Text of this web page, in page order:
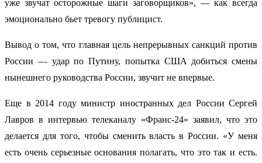
уже звучат осторожные шаги заговорщиков», — как всегда
эмоционально бьет тревогу публицист.
Вывод о том, что главная цель непрерывных санкций против
России — удар по Путину, попытка США добиться смены
нынешнего руководства России, звучит не впервые.
Еще в 2014 году министр иностранных дел России Сергей
Лавров в интервью телеканалу «Франс-24» заявил, что это
делается для того, чтобы сменить власть в России. «У меня
есть очень серьезные основания полагать, что это так и есть.